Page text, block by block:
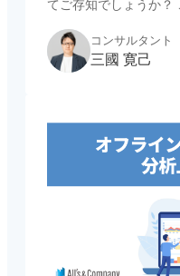
てご存知でしょうか？
ージョン計測について
ために必要なツールの
電話経由のコンバージ
コンサルタント
三國 寛己